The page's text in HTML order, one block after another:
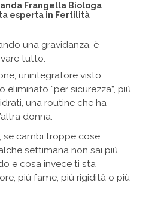
Frangella Biologa
esperta in Fertilità
una gravidanza, è
tutto.
unintegratore visto
eliminato “per sicurezza”, più
una routine che ha
donna.
se cambi troppe cose
settimana non sai più
e cosa invece ti sta
più fame, più rigidità o più